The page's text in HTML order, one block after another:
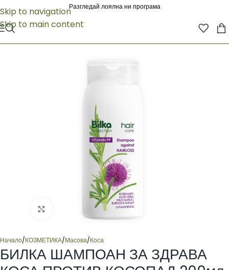
Skip to navigation
Skip to main content
Разгледай лоялна ни програма
Click to enlarge
Начало/КОЗМЕТИКА/Масова/Коса
БИЛКА ШАМПОАН ЗА ЗДРАВА